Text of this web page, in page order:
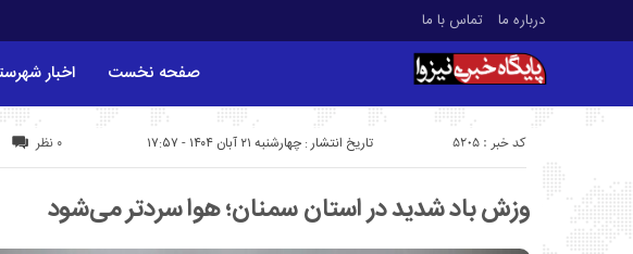
درباره ما تماس با ما
صفحه نخست اخبار
تاریخ انتشار : چهارشنبه ۲۱ آبان ۱۴۰۴ - ۱۷:۵۷ کد خبر : 5205 ۰ نظر
وزش باد شدید در استان سمنان؛ هوا سردتر می‌شود